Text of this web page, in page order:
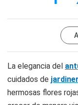
La elegancia del
cuidados de
hermosas flores